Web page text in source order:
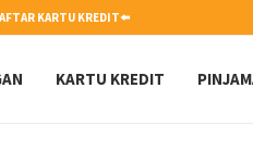
KARTU KREDIT⬅️
KARTU KREDIT